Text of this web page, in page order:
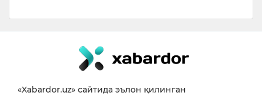
«Xabardor.uz» сайтида эълон қилинган